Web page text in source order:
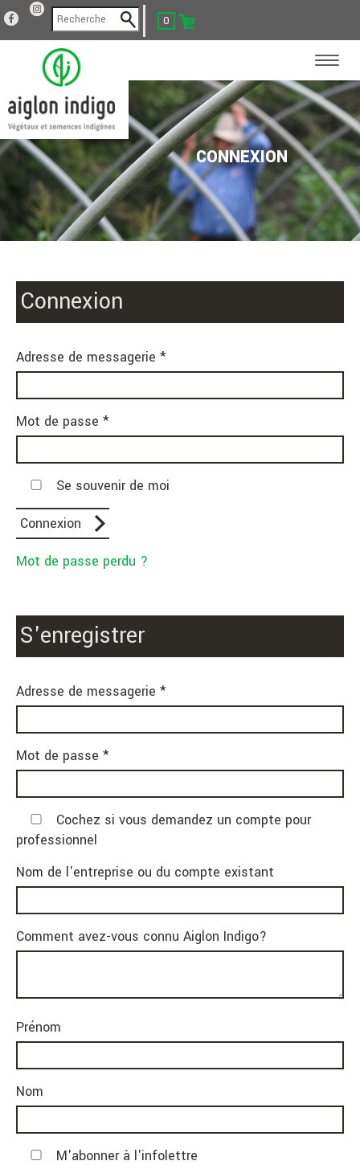
0
CONNEXION
Connexion
Adresse de messagerie *
Mot de passe *
Se souvenir de moi
Mot de passe perdu ?
S'enregistrer
Adresse de messagerie *
Mot de passe *
Cochez si vous demandez un compte pour
professionnel
Nom de l'entreprise ou du compte existant
Comment avez-vous connu Aiglon Indigo?
Prénom
Nom
M'abonner à l'infolettre